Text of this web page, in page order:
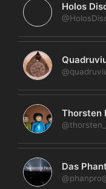
Holos
Thorsten
Das